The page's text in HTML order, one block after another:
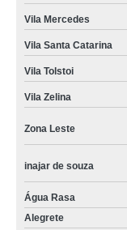
Vila Mercedes
Vila Santa Catarina
Vila Tolstoi
Vila Zelina
Zona Leste
inajar de souza
Água Rasa
Alegrete